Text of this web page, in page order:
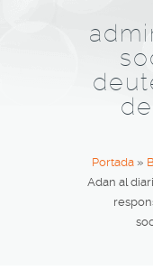
Portada »
Adan al